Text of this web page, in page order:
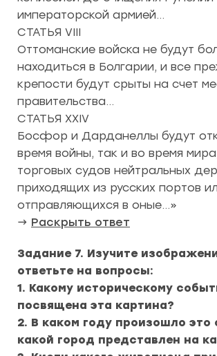
императорской армией…
СТАТЬЯ VIII
Оттоманские войска не будут
находиться в Болгарии, и все
крепости будут срыты на счет
правительства…
СТАТЬЯ XXIV
Босфор и Дарданеллы будут
время войны, так и во время
торговых судов нейтральных
приходящих из русских портов
отправляющихся в оные…»
→ Раскрыть ответ
Задание 7. Изучите
ответьте на вопросы:
1. Какому историческому
посвящена эта картина?
2. В каком году произошло это
какой город представлен на